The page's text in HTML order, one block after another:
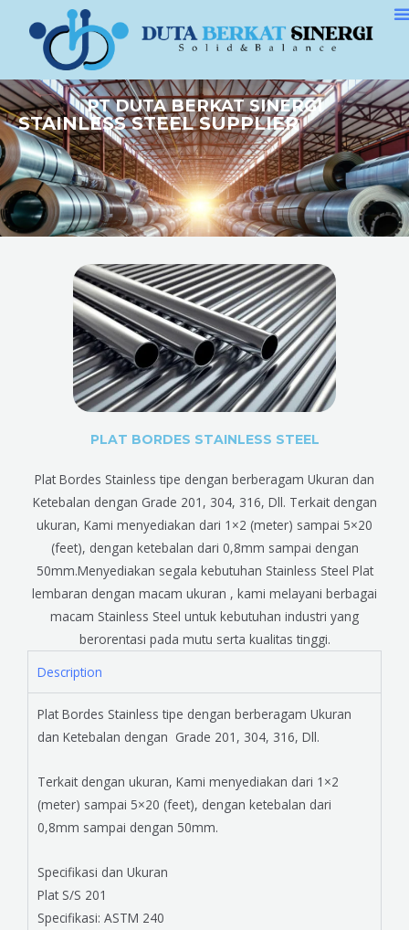
PT DUTA BERKAT SINERGI
STAINLESS STEEL SUPPLIER
PLAT BORDES STAINLESS STEEL
Plat Bordes Stainless tipe dengan berberagam Ukuran dan
Ketebalan dengan Grade 201, 304, 316, Dll. Terkait dengan
ukuran, Kami menyediakan dari 1×2 (meter) sampai 5×20
(feet), dengan ketebalan dari 0,8mm sampai dengan
50mm.Menyediakan segala kebutuhan Stainless Steel Plat
lembaran dengan macam ukuran , kami melayani berbagai
macam Stainless Steel untuk kebutuhan industri yang
berorentasi pada mutu serta kualitas tinggi.
Description
Plat Bordes Stainless tipe dengan berberagam Ukuran
dan Ketebalan dengan Grade 201, 304, 316, Dll.
Terkait dengan ukuran, Kami menyediakan dari 1×2
(meter) sampai 5×20 (feet), dengan ketebalan dari
0,8mm sampai dengan 50mm.
Specifikasi dan Ukuran
Plat S/S 201
Specifikasi: ASTM 240